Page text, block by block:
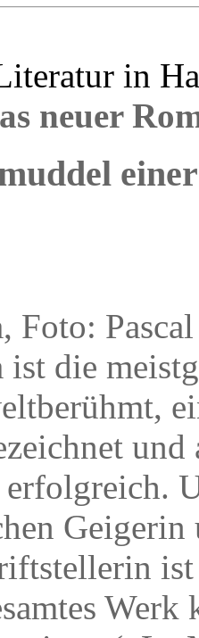
in
neuer
Foto:
ist die
erfolgreich.
Werk